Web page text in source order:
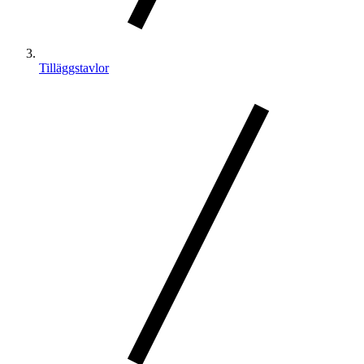
Tilläggstavlor